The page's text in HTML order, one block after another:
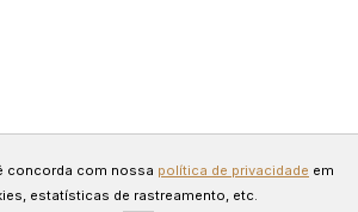
2024 Todos os
Desenvolvido
concorda com nossa política de privacidade em
estatísticas de rastreamento, etc.